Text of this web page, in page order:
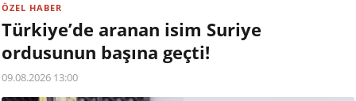
ÖZEL HABER
Türkiye’de aranan isim Suriye
ordusunun başına geçti!
09.08.2026 13:00